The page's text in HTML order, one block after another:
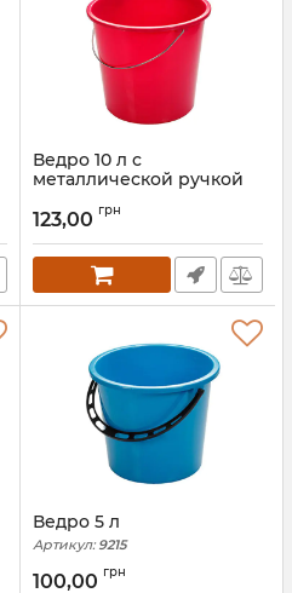
Ведро 10 л с
металлической ручкой
123,00 грн
Ведро 5 л
Артикул: 9215
100,00 грн